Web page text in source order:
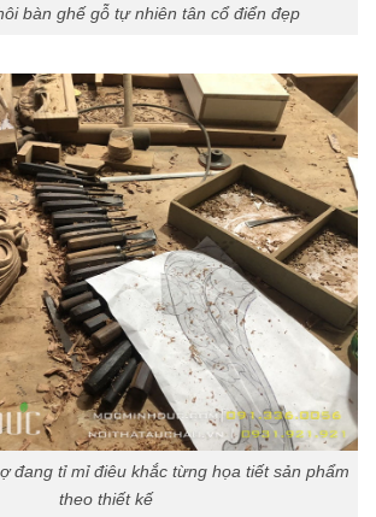
bàn ghế gỗ tự nhiên tân cổ điển đẹp
đang tỉ mỉ điêu khắc từng họa tiết sản phẩm
theo thiết kế